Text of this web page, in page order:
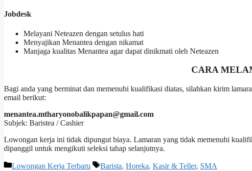
Jobdesk
Melayani Neteazen dengan setulus hati
Menyajikan Menantea dengan nikamat
Manjaga kualitas Menantea agar dapat dinikmati oleh Neteazen
CARA
Bagi anda yang berminat dan memenuhi kualifikasi diatas, silahkan kirim
email berikut:
menantea.mtharyonobalikpapan@gmail.com
Subjek: Baristea / Cashier
Lowongan kerja ini tidak dipungut biaya. Lamaran yang tidak memenuhi
dipanggil untuk mengikuti seleksi tahap selanjutnya.
Kategori
Lowongan Kerja Terbaru Tag
Barista, Horeka, Kasir & Teller, SMA